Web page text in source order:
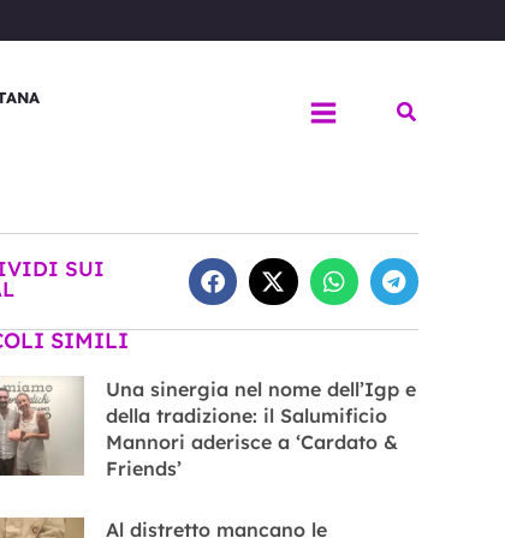
Cerca
SUI
SIMILI
Una sinergia nel nome dell’Igp e
della tradizione: il Salumificio
Mannori aderisce a ‘Cardato &
Friends’
Al distretto mancano le